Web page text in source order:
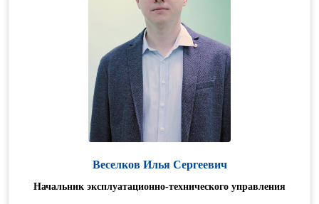
Веселков Илья Сергеевич
Начальник эксплуатационно-технического управления